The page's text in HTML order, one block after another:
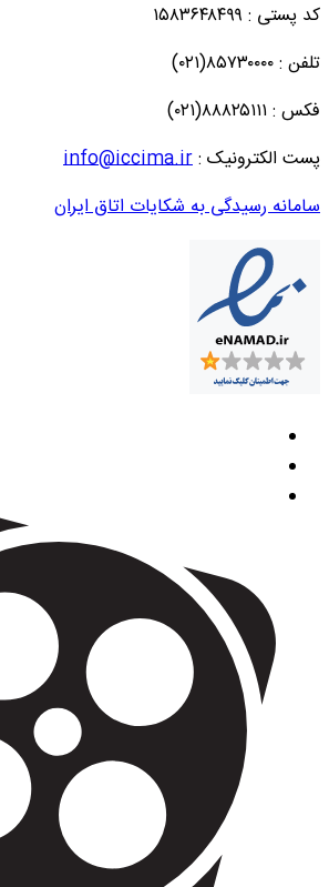
کد پستی : ۱۵۸۳۶۴۸۴۹۹
تلفن : ۸۵۷۳۰۰۰۰(۰۲۱)
فکس : ۸۸۸۲۵۱۱۱(۰۲۱)
پست الکترونیک :info@iccima.ir
سامانه رسیدگی به شکایات اتاق ایران